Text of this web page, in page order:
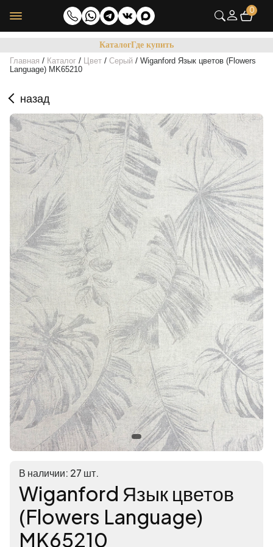
0
КаталогГде купить
Главная / Каталог / Цвет / Серый / Wiganford Язык цветов (Flowers
Language) MK65210
назад
В наличии: 27 шт.
Wiganford Язык цветов
(Flowers Language)
MK65210